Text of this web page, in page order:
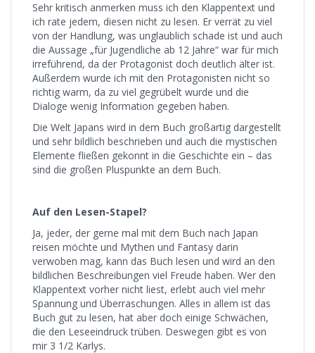
Sehr kritisch anmerken muss ich den Klappentext und
ich rate jedem, diesen nicht zu lesen. Er verrät zu viel
von der Handlung, was unglaublich schade ist und auch
die Aussage „für Jugendliche ab 12 Jahre“ war für mich
irreführend, da der Protagonist doch deutlich älter ist.
Außerdem wurde ich mit den Protagonisten nicht so
richtig warm, da zu viel gegrübelt wurde und die
Dialoge wenig Information gegeben haben.
Die Welt Japans wird in dem Buch großartig dargestellt
und sehr bildlich beschrieben und auch die mystischen
Elemente fließen gekonnt in die Geschichte ein – das
sind die großen Pluspunkte an dem Buch.
Auf den Lesen-Stapel?
Ja, jeder, der gerne mal mit dem Buch nach Japan
reisen möchte und Mythen und Fantasy darin
verwoben mag, kann das Buch lesen und wird an den
bildlichen Beschreibungen viel Freude haben. Wer den
Klappentext vorher nicht liest, erlebt auch viel mehr
Spannung und Überraschungen. Alles in allem ist das
Buch gut zu lesen, hat aber doch einige Schwächen,
die den Leseeindruck trüben. Deswegen gibt es von
mir 3 1/2 Karlys.